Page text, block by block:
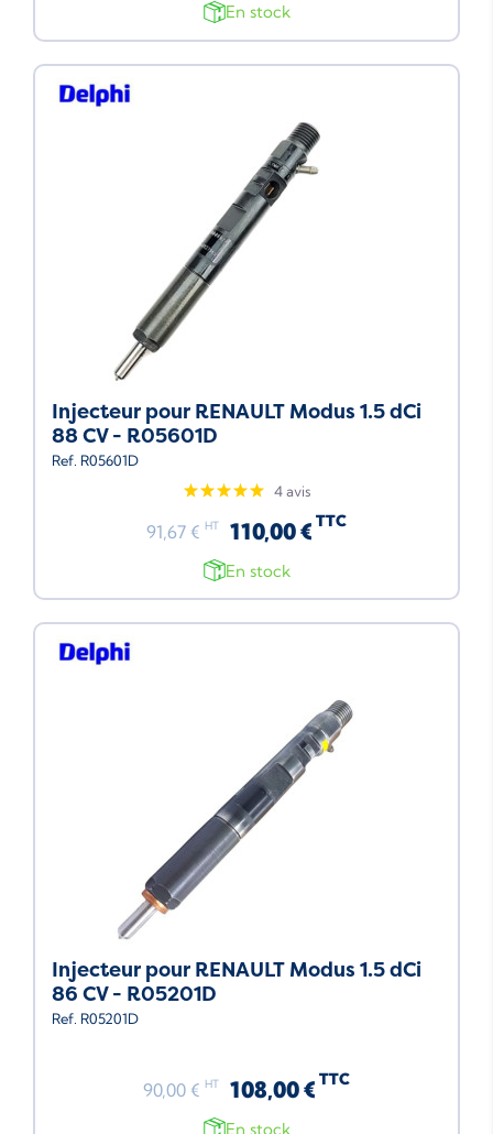
En stock
Injecteur pour RENAULT Modus 1.5 dCi
88 CV - R05601D
Ref. R05601D
4 avis
91,67 € HT 110,00 € TTC
En stock
Injecteur pour RENAULT Modus 1.5 dCi
86 CV - R05201D
Ref. R05201D
90,00 € HT 108,00 € TTC
En stock